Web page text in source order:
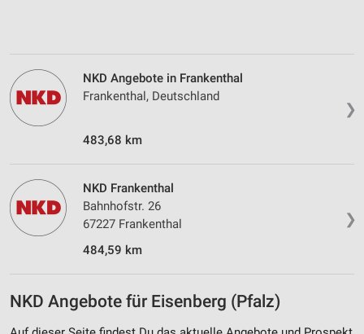
❯
NKD Angebote in Frankenthal
Frankenthal, Deutschland
483,68 km
❯
NKD Frankenthal
Bahnhofstr. 26
67227 Frankenthal
484,59 km
NKD Angebote für Eisenberg (Pfalz)
Entwicklung und Verbesserung der Angebote
Verwendung reduzierter Daten zur Auswahl von
Verwendung genauer Standortdaten
Geräte anhand von aktiv angeforderten
Informationen identifizieren
Notwendig
Performance